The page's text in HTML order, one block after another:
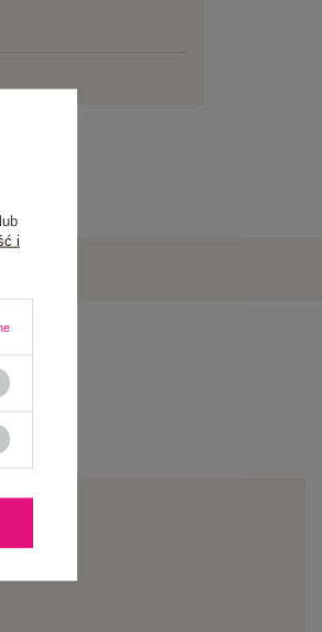
i